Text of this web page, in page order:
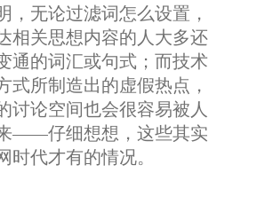
，无论过滤词怎么设置，
相关思想内容的人大多还
通的词汇或句式；而技术
式所制造出的虚假热点，
讨论空间也会很容易被人
——仔细想想，这些其实
时代才有的情况。